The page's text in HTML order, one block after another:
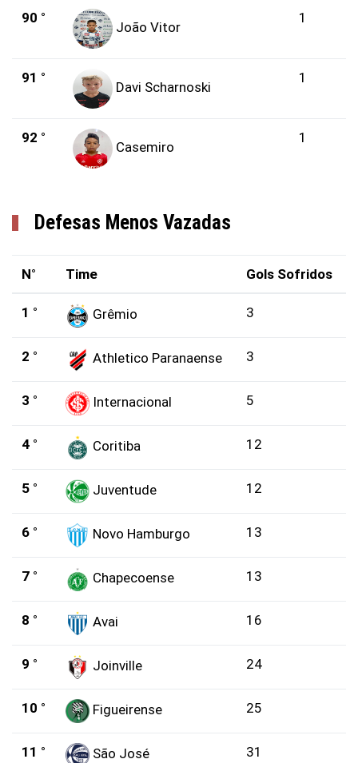
90 °
João Vitor
1
91 °
Davi Scharnoski
1
92 °
Casemiro
1
Defesas Menos Vazadas
N° Time Gols Sofridos
1 ° Grêmio 3
2 ° Athletico Paranaense 3
3 ° Internacional 5
4 ° Coritiba 12
5 ° Juventude 12
6 ° Novo Hamburgo 13
7 ° Chapecoense 13
8 ° Avai 16
9 ° Joinville 24
10 ° Figueirense 25
11 ° São José 31